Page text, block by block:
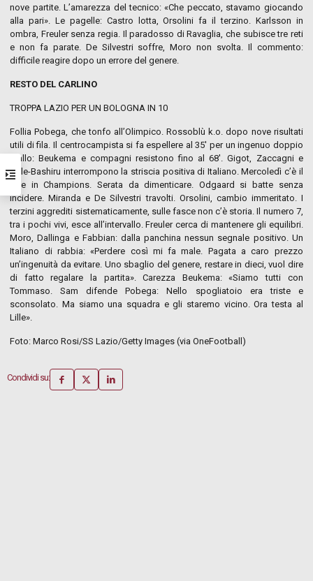
nove partite. L’amarezza del tecnico: «Che peccato, stavamo giocando
alla pari». Le pagelle: Castro lotta, Orsolini fa il terzino. Karlsson in
ombra, Freuler senza regia. Il paradosso di Ravaglia, che subisce tre reti
e non fa parate. De Silvestri soffre, Moro non svolta. Il commento:
difficile reagire dopo un errore del genere.
RESTO DEL CARLINO
TROPPA LAZIO PER UN BOLOGNA IN 10
Follia Pobega, che tonfo all’Olimpico. Rossoblù k.o. dopo nove risultati
utili di fila. Il centrocampista si fa espellere al 35′ per un ingenuo doppio
giallo: Beukema e compagni resistono fino al 68′. Gigot, Zaccagni e
Dele-Bashiru interrompono la striscia positiva di Italiano. Mercoledì c’è il
Lille in Champions. Serata da dimenticare. Odgaard si batte senza
incidere. Miranda e De Silvestri travolti. Orsolini, cambio immeritato. I
terzini aggrediti sistematicamente, sulle fasce non c’è storia. Il numero 7,
tra i pochi vivi, esce all’intervallo. Freuler cerca di mantenere gli equilibri.
Moro, Dallinga e Fabbian: dalla panchina nessun segnale positivo. Un
Italiano di rabbia: «Perdere così mi fa male. Pagata a caro prezzo
un’ingenuità da evitare. Uno sbaglio del genere, restare in dieci, vuol dire
di fatto regalare la partita». Carezza Beukema: «Siamo tutti con
Tommaso. Sam difende Pobega: Nello spogliatoio era triste e
sconsolato. Ma siamo una squadra e gli staremo vicino. Ora testa al
Lille».
Foto: Marco Rosi/SS Lazio/Getty Images (via OneFootball)
Condividi su: